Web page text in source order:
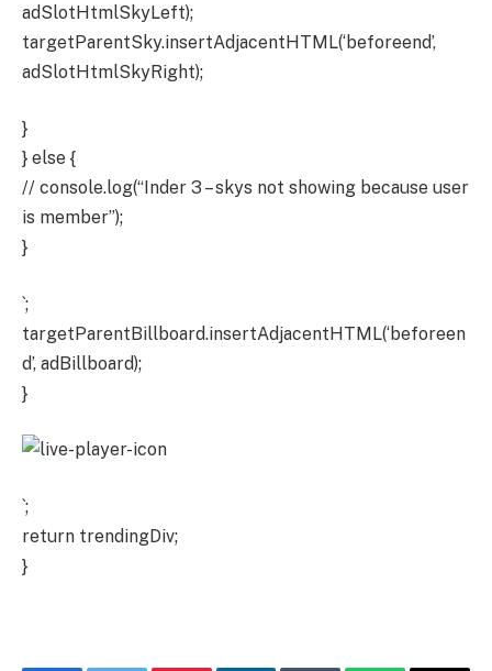
adSlotHtmlSkyLeft);
targetParentSky.insertAdjacentHTML(‘beforeend’,
adSlotHtmlSkyRight);
}
} else {
// console.log(“Inder 3 – skys not showing because user
is member”);
}
`;
targetParentBillboard.insertAdjacentHTML(‘beforeen
d’, adBillboard);
}
`;
return trendingDiv;
}